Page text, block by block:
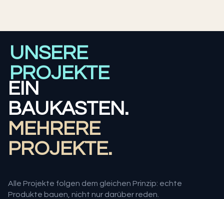
UNSERE
PROJEKTE
EIN
BAUKASTEN.
MEHRERE
PROJEKTE.
Alle Projekte folgen dem gleichen Prinzip: echte
Produkte bauen, nicht nur darüber reden.